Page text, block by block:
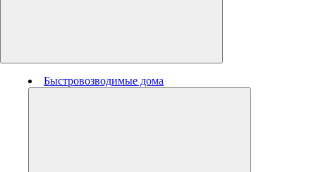
Быстровозводимые дома